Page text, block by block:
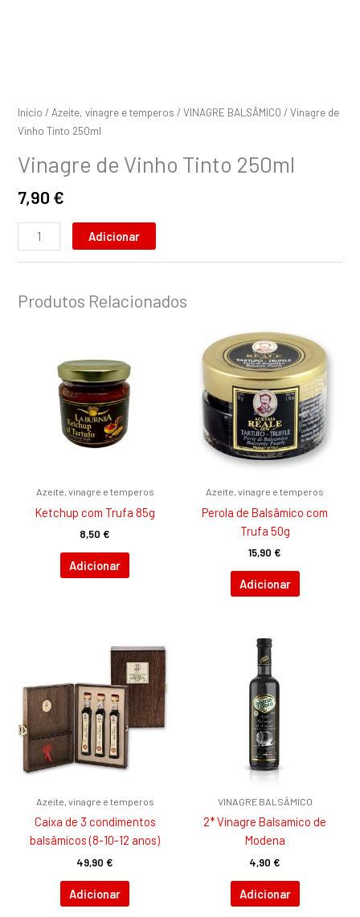
Início / Azeite, vinagre e temperos /VINAGRE BALSÂMICO / Vinagre de
Vinho Tinto 250ml
Vinagre de Vinho Tinto 250ml
7,90 €
Adicionar
Produtos Relacionados
Azeite, vinagre e temperos
Ketchup com Trufa 85g
8,50 €
Adicionar
Azeite, vinagre e temperos
Perola de Balsâmico com
Trufa 50g
15,90 €
Adicionar
Azeite, vinagre e temperos
Caixa de 3 condimentos
balsâmicos (8-10-12 anos)
49,90 €
Adicionar
VINAGRE BALSÂMICO
2* Vinagre Balsamico de
Modena
4,90 €
Adicionar